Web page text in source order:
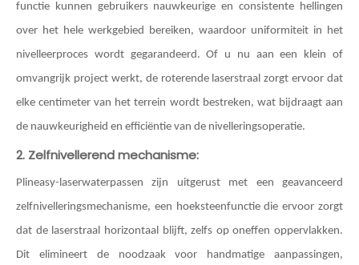
functie kunnen gebruikers nauwkeurige en consistente hellingen
over het hele werkgebied bereiken, waardoor uniformiteit in het
nivelleerproces wordt gegarandeerd. Of u nu aan een klein of
omvangrijk project werkt, de roterende laserstraal zorgt ervoor dat
elke centimeter van het terrein wordt bestreken, wat bijdraagt ​​aan
de nauwkeurigheid en efficiëntie van de nivelleringsoperatie.
2. Zelfnivellerend mechanisme:
Plineasy-laserwaterpassen zijn uitgerust met een geavanceerd
zelfnivelleringsmechanisme, een hoeksteenfunctie die ervoor zorgt
dat de laserstraal horizontaal blijft, zelfs op oneffen oppervlakken.
Dit elimineert de noodzaak voor handmatige aanpassingen,